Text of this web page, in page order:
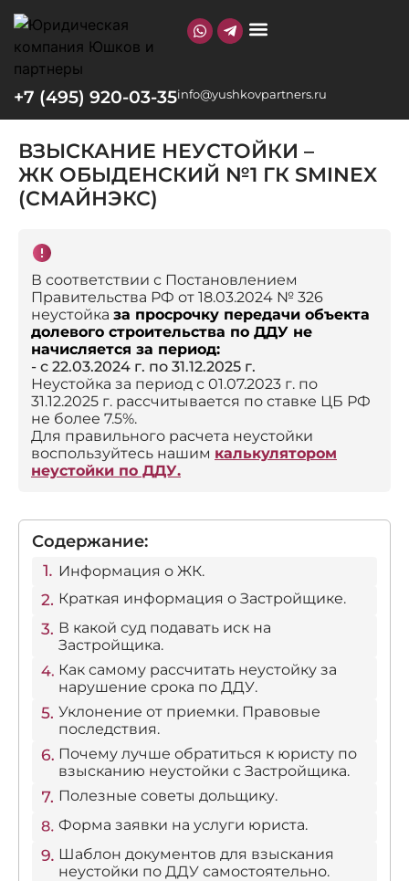
+7 (495) 920-03-35info@yushkovpartners.ru
ВЗЫСКАНИЕ НЕУСТОЙКИ –
ЖК ОБЫДЕНСКИЙ №1 ГК SMINEX
(СМАЙНЭКС)
В соответствии с Постановлением
Правительства РФ от 18.03.2024 № 326
неустойка за просрочку передачи объекта
долевого строительства по ДДУ не
начисляется за период:
- с 22.03.2024 г. по 31.12.2025 г.
Неустойка за период с 01.07.2023 г. по
31.12.2025 г. рассчитывается по ставке ЦБ РФ
не более 7.5%.
Для правильного расчета неустойки
воспользуйтесь нашим калькулятором
неустойки по ДДУ.
Содержание:
Информация о ЖК.
Краткая информация о Застройщике.
В какой суд подавать иск на
Застройщика.
Как самому рассчитать неустойку за
нарушение срока по ДДУ.
Уклонение от приемки. Правовые
последствия.
Почему лучше обратиться к юристу по
взысканию неустойки с Застройщика.
Полезные советы дольщику.
Форма заявки на услуги юриста.
Шаблон документов для взыскания
неустойки по ДДУ самостоятельно.